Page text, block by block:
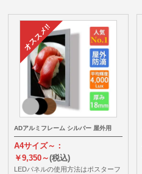
ADアルミフレーム シルバー 屋外用
A4サイズ～：
￥9,350～(税込)
LEDパネルの使用方法はポスターフ